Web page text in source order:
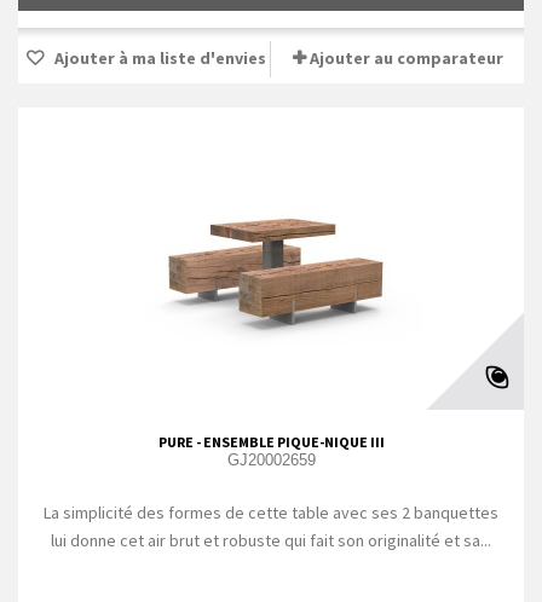
Ajouter à ma liste d'envies Ajouter au comparateur
PURE - ENSEMBLE PIQUE-NIQUE III
GJ20002659
La simplicité des formes de cette table avec ses 2 banquettes
lui donne cet air brut et robuste qui fait son originalité et sa...